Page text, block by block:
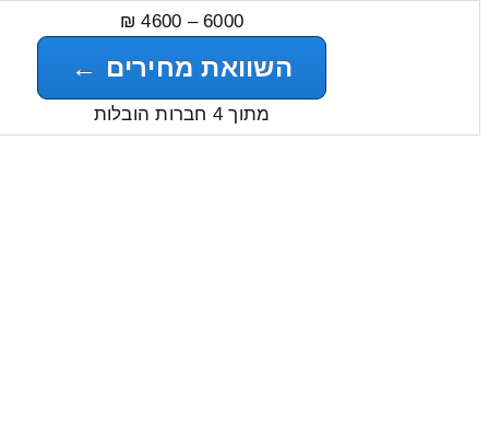
6000 – 4600 ₪
השוואת מחירים ←
מתוך 4 חברות הובלות